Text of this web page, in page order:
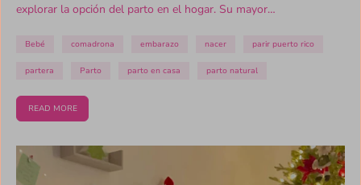
explorar la opción del parto en el hogar. Su mayor
Bebé comadrona embarazo nacer parir puerto rico
partera Parto parto en casa parto natural
READ MORE